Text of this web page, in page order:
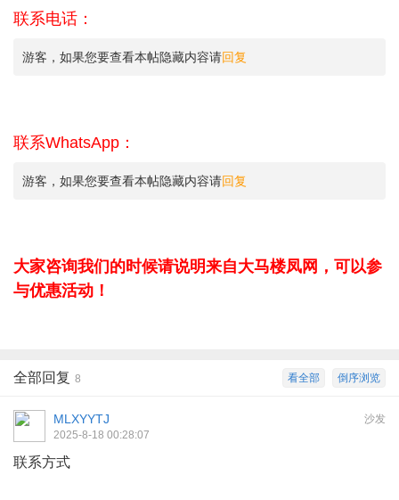
联系电话：
游客，如果您要查看本帖隐藏内容请回复
联系WhatsApp：
游客，如果您要查看本帖隐藏内容请回复
大家咨询我们的时候请说明来自大马楼凤网，可以参
与优惠活动！
倒序浏览
看全部
全部回复 8
沙发
MLXYYTJ
2025-8-18 00:28:07
联系方式